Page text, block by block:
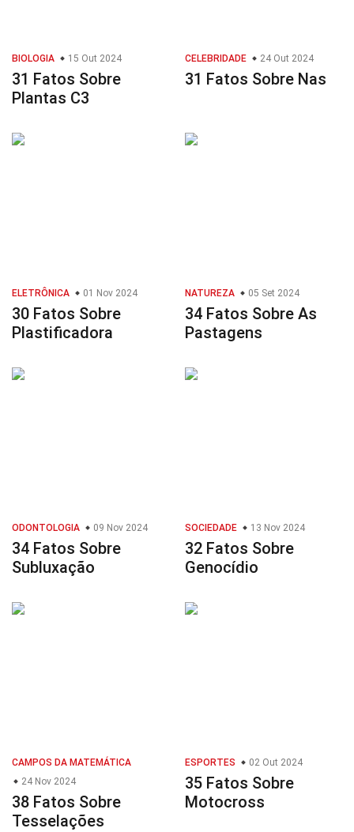
BIOLOGIA 15 Out 2024
31 Fatos Sobre
Plantas C3
CELEBRIDADE 24 Out 2024
31 Fatos Sobre Nas
ELETRÔNICA 01 Nov 2024
30 Fatos Sobre
Plastificadora
NATUREZA 05 Set 2024
34 Fatos Sobre As
Pastagens
ODONTOLOGIA 09 Nov 2024
34 Fatos Sobre
Subluxação
SOCIEDADE 13 Nov 2024
32 Fatos Sobre
Genocídio
CAMPOS DA MATEMÁTICA
24 Nov 2024
38 Fatos Sobre
Tesselações
ESPORTES 02 Out 2024
35 Fatos Sobre
Motocross